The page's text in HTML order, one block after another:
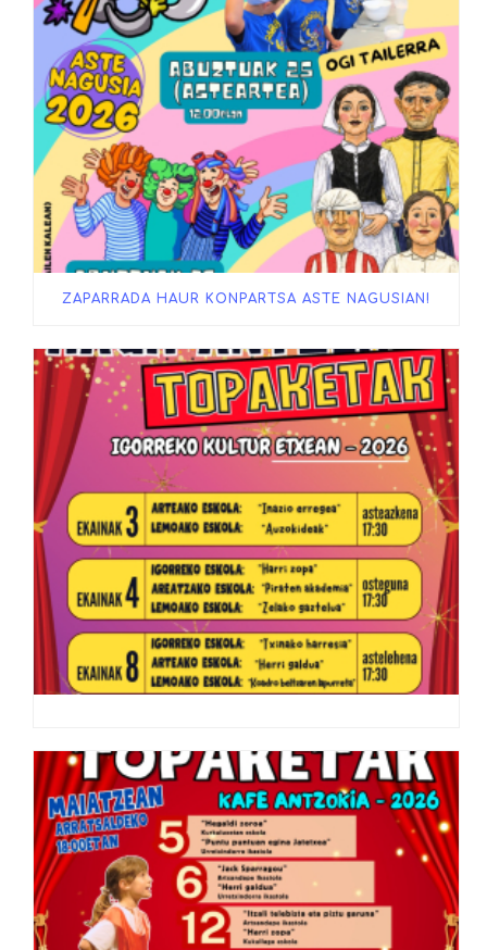
ZAPARRADA HAUR KONPARTSA ASTE NAGUSIAN!